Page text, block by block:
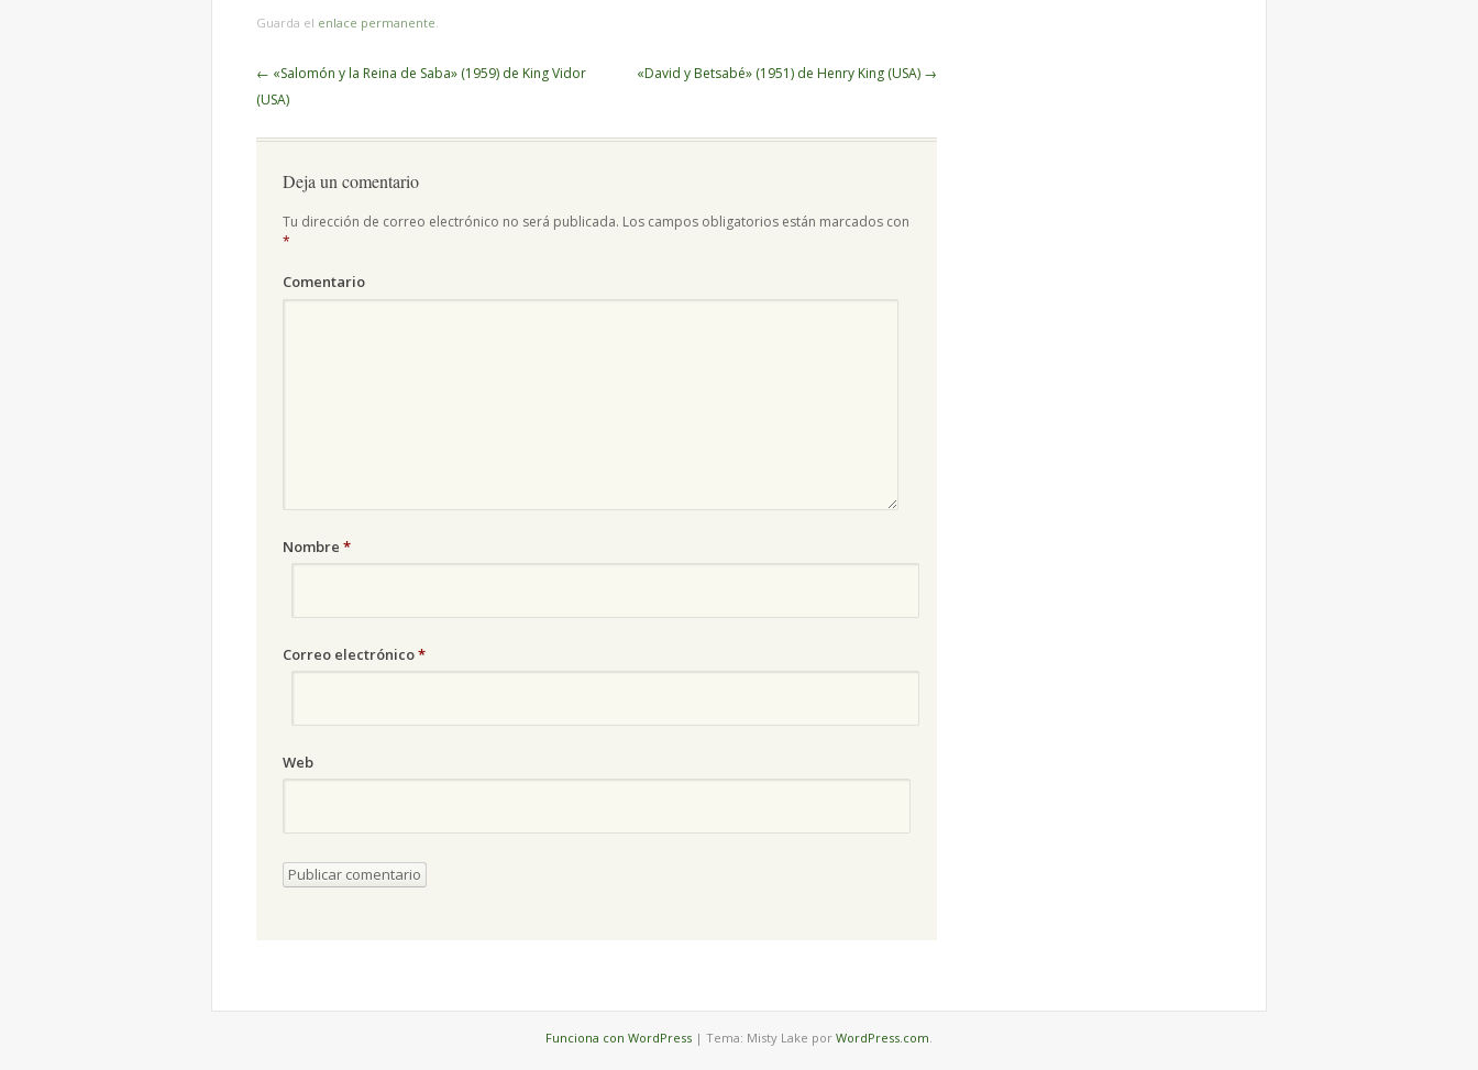
Guarda el enlace permanente.
Navegador
de
← «Salomón y la Reina de Saba» (1959) de King Vidor
(USA)
«David y Betsabé» (1951) de Henry King (USA) →
Deja un comentario
Tu dirección de correo electrónico no será publicada. Los campos obligatorios están marcados con
*
Comentario
Nombre *
Correo electrónico*
Web
Funciona con WordPress | Tema: Misty Lake por WordPress.com.